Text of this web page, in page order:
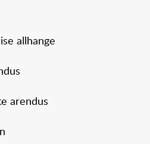
allhange
arendus